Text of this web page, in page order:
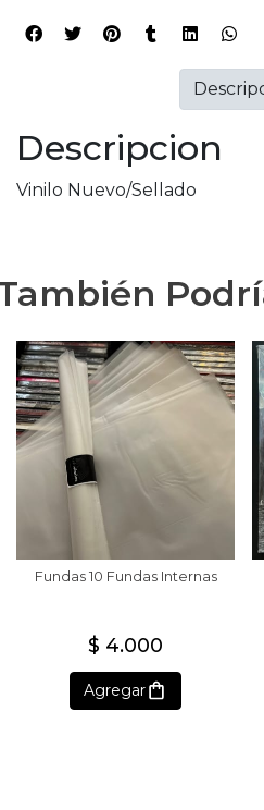
Descripcion
Vinilo Nuevo/Sellado
Fundas 10 Fundas Internas
$ 4.000
Agregar